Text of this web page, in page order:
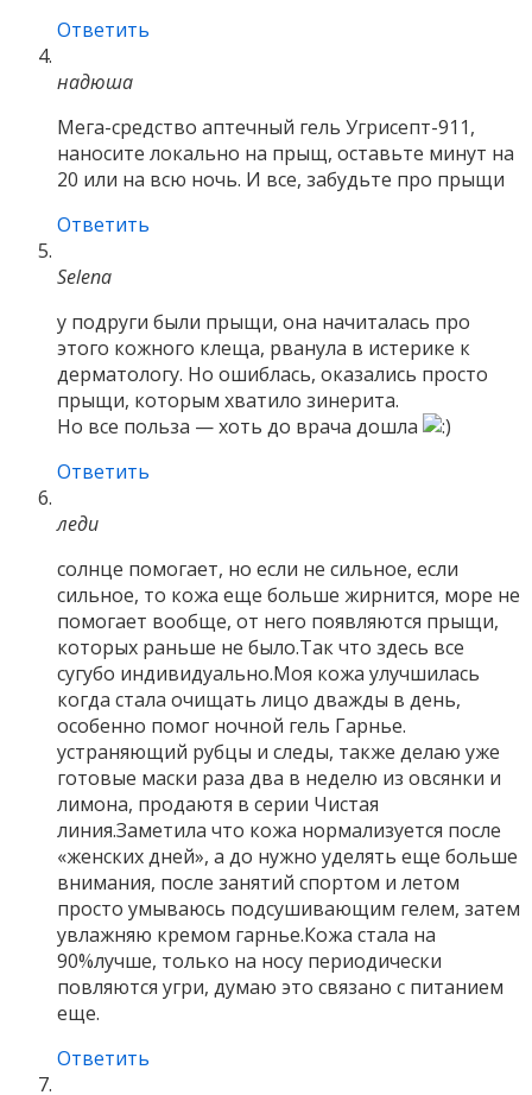
Ответить
надюша
Мега-средство аптечный гель Угрисепт-911,
наносите локально на прыщ, оставьте минут на
20 или на всю ночь. И все, забудьте про прыщи
Ответить
Selena
у подруги были прыщи, она начиталась про
этого кожного клеща, рванула в истерике к
дерматологу. Но ошиблась, оказались просто
прыщи, которым хватило зинерита.
Но все польза — хоть до врача дошла
Ответить
леди
солнце помогает, но если не сильное, если
сильное, то кожа еще больше жирнится, море не
помогает вообще, от него появляются прыщи,
которых раньше не было.Так что здесь все
сугубо индивидуально.Моя кожа улучшилась
когда стала очищать лицо дважды в день,
особенно помог ночной гель Гарнье.
устраняющий рубцы и следы, также делаю уже
готовые маски раза два в неделю из овсянки и
лимона, продаютя в серии Чистая
линия.Заметила что кожа нормализуется после
«женских дней», а до нужно уделять еще больше
внимания, после занятий спортом и летом
просто умываюсь подсушивающим гелем, затем
увлажняю кремом гарнье.Кожа стала на
90%лучше, только на носу периодически
повляются угри, думаю это связано с питанием
еще.
Ответить